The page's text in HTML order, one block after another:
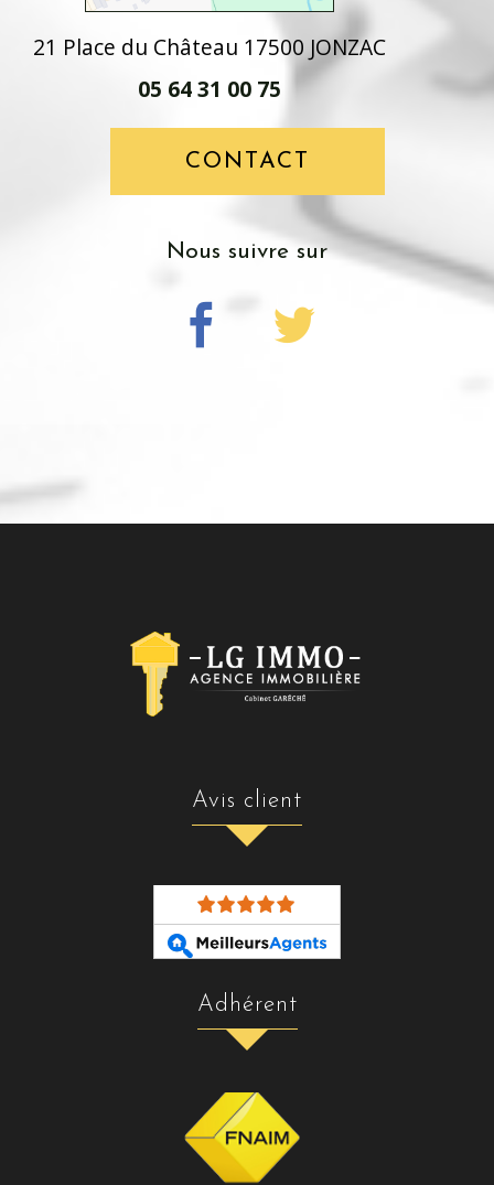
21 Place du Château 17500 JONZAC
05 64 31 00 75
CONTACT
nous suivre sur
avis client
adhérent